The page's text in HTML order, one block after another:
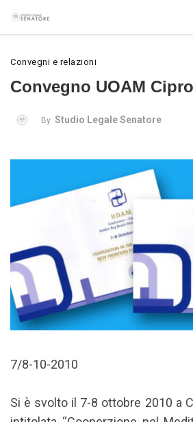
Convegni e relazioni
Convegno UOAM Cipro
By Studio Legale Senatore
7/8-10-2010
Si è svolto il 7-8 ottobre 2010 a